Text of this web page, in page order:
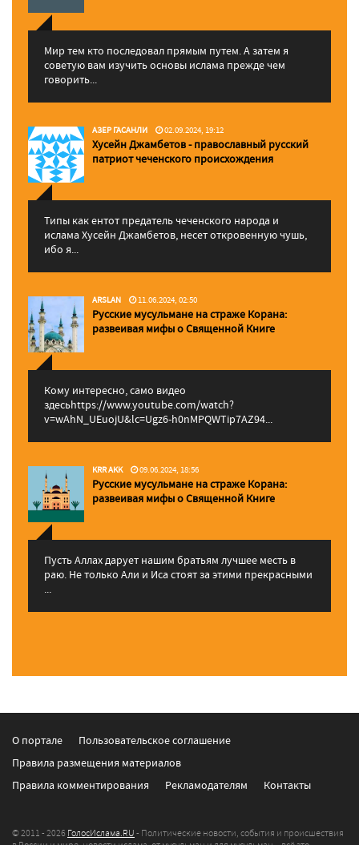
Мир тем кто последовал прямым путем. А затем я
советую вам изучить основы ислама прежде чем
говорить...
АЗЕР ГАСАНЛИ 02.09.2024, 19:12
Хусейн Джамбетов - православный русский
патриот чеченского происхождения
Типы как ентот предатель чеченского народа и
ислама Хусейн Джамбетов, несет откровенную чушь,
ибо я...
ARSLAN 11.06.2024, 02:50
Русские мусульмане на страже Корана:
pазвеивая мифы о Священной Книге
Кому интересно, само видео
здесьhttps://www.youtube.com/watch?
v=wAhN_UEuojU&lc=Ugz6-h0nMPQWTip7AZ94...
KRR AKK 09.06.2024, 18:56
Русские мусульмане на страже Корана:
pазвеивая мифы о Священной Книге
Пусть Аллах дарует нашим братьям лучшее месть в
раю. Не только Али и Иса стоят за этими прекрасными
...
О портале
Пользовательское соглашение
Правила размещения материалов
Правила комментирования
Рекламодателям Контакты
© 2011 - 2026 ГолосИслама.RU - Политические новости, события и происшествия